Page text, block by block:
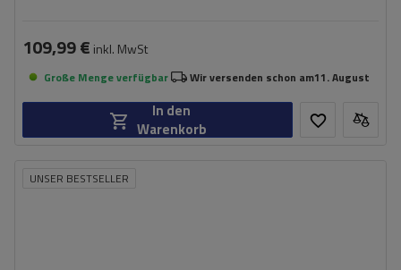
109,99 € inkl. MwSt
Große Menge verfügbar Wir versenden schon am11. August
In den
Warenkorb
UNSER BESTSELLER